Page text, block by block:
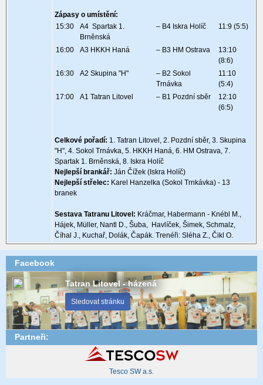
Zápasy o umístění:
15:30
A4 Spartak 1.
Brněnská
– B4 Iskra Holíč 11:9 (5:5)
16:00 A3 HKKH Haná – B3 HM Ostrava
13:10
(8:6)
16:30
A2 Skupina "H"
– B2 Sokol
Trnávka
11:10
(5:4)
17:00
A1 Tatran Litovel – B1 Pozdní sběr
12:10
(6:5)
Celkové pořadí: 1. Tatran Litovel, 2. Pozdní sběr, 3. Skupina
"H", 4. Sokol Trnávka, 5. HKKH Haná, 6. HM Ostrava, 7.
Spartak 1. Brněnská, 8. Iskra Holíč
Nejlepší brankář: Ján Čížek (Iskra Holíč)
Nejlepší střelec: Karel Hanzelka (Sokol Trnkávka) - 13
branek
Sestava Tatranu Litovel: Kráčmar, Habermann - Knébl M.,
Hájek, Müller, Nantl D., Šuba, Havlíček, Šimek, Schmalz,
Číhal J., Kuchař, Dolák, Čapák. Trenéři: Sléha Z., Čikl O.
Facebook
Tatran Litovel - házená
Sledovat stránku
Partneři:
Tesco SW a.s.